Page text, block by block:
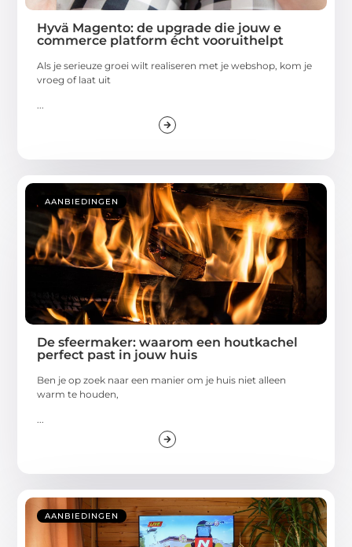
Hyvä Magento: de upgrade die jouw e
commerce platform écht vooruithelpt
Als je serieuze groei wilt realiseren met je webshop, kom je
vroeg of laat uit
...
AANBIEDINGEN
De sfeermaker: waarom een houtkachel
perfect past in jouw huis
Ben je op zoek naar een manier om je huis niet alleen
warm te houden,
...
AANBIEDINGEN